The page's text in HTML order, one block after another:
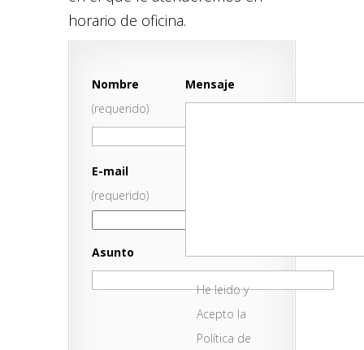
horario de oficina.
Nombre
(requerido)
E-mail
(requerido)
Asunto
Mensaje
He leido y
Acepto la
Política de